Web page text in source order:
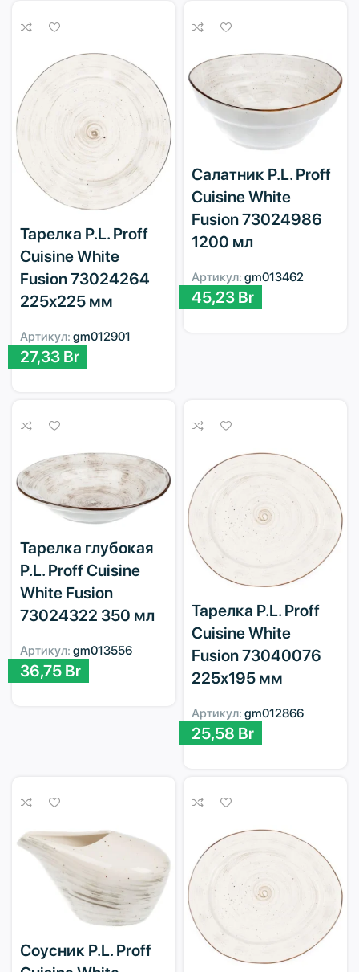
Тарелка P.L. Proff
Cuisine White
Fusion 73024264
225х225 мм
Артикул: gm012901
27,33 Br
Салатник P.L. Proff
Cuisine White
Fusion 73024986
1200 мл
Артикул: gm013462
45,23 Br
Тарелка глубокая
P.L. Proff Cuisine
White Fusion
73024322 350 мл
Артикул: gm013556
36,75 Br
Тарелка P.L. Proff
Cuisine White
Fusion 73040076
225х195 мм
Артикул: gm012866
25,58 Br
Соусник P.L. Proff